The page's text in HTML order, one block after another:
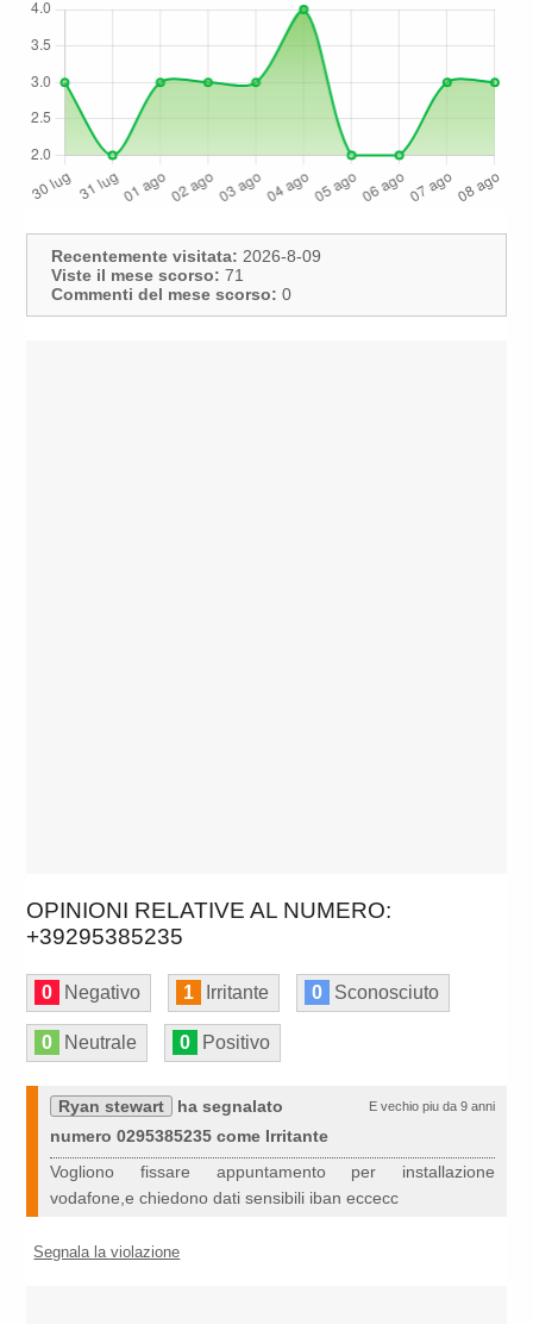
Recentemente visitata: 2026-8-09
Viste il mese scorso: 71
Commenti del mese scorso: 0
OPINIONI RELATIVE AL NUMERO:
+39295385235
0 Negativo 1 Irritante 0 Sconosciuto
0 Neutrale 0 Positivo
E vechio piu da 9 anni
Ryan stewart
ha segnalato
numero 0295385235 come Irritante
Vogliono fissare appuntamento per installazione
vodafone,e chiedono dati sensibili iban eccecc
Segnala la violazione